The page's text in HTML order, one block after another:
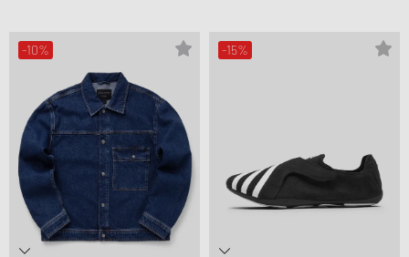
-10% -15%